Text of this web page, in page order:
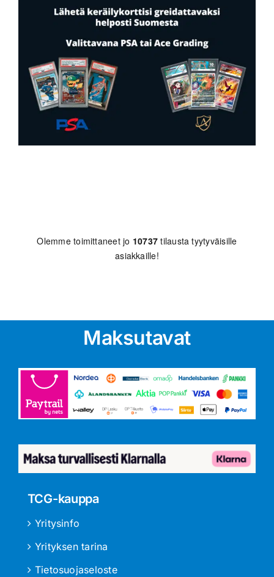
Olemme toimittaneet jo 10737 tilausta tyytyväisille
asiakkaille!
Maksutavat
TCG-kauppa
Yritysinfo
Yrityksen tarina
Tietosuojaseloste